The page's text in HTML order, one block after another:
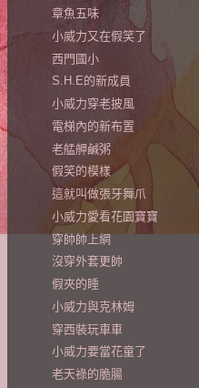
章魚五味
小威力又在假笑了
西門國小
S.H.E的新成員
小威力穿老披風
電梯內的新布置
老艋舺鹹粥
假笑的模樣
這就叫做張牙舞爪
小威力愛看花園寶寶
穿帥帥上網
沒穿外套更帥
假夾的睡
小威力與克林姆
穿西裝玩車車
小威力要當花童了
老天祿的脆腸